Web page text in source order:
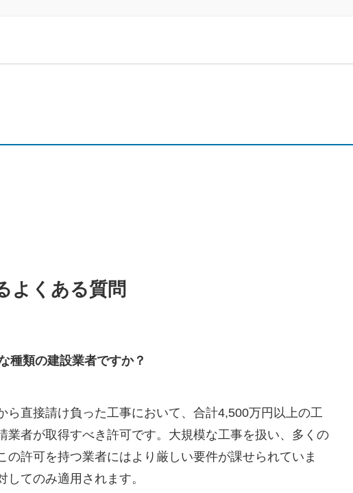
よくある質問
種類の建設業者ですか？
ら直接請け負った工事において、合計4,500万円以上の工
業者が取得すべき許可です。大規模な工事を扱い、多くの
の許可を持つ業者にはより厳しい要件が課せられていま
てのみ適用されます。